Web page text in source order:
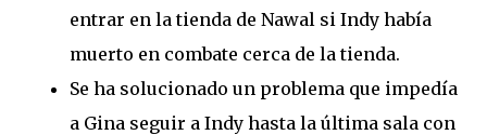
entrar en la tienda de Nawal si Indy había
muerto en combate cerca de la tienda.
Se ha solucionado un problema que impedía
a Gina seguir a Indy hasta la última sala con